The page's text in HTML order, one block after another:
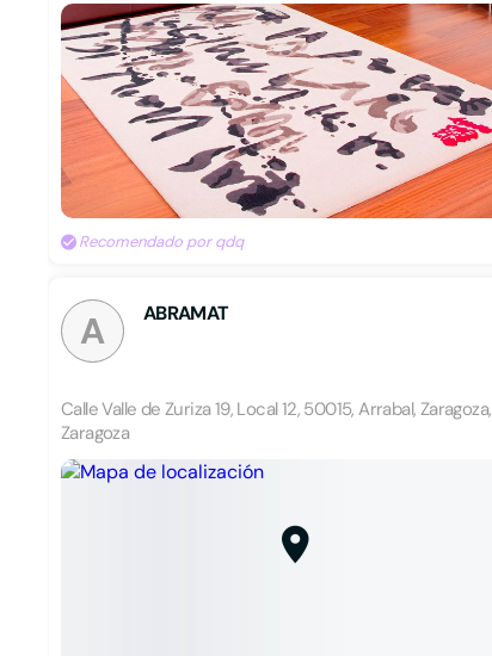
Recomendado por qdq
A ABRAMAT
Calle Valle de Zuriza 19, Local 12, 50015, Arrabal, Zaragoza,
Zaragoza